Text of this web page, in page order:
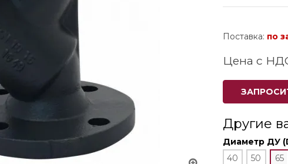
Поставка: по
Цена с
Другие
Диаметр ДУ
40
50 65